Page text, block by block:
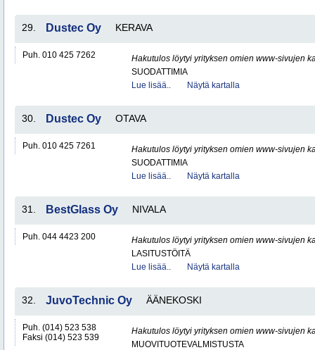
29. Dustec Oy KERAVA
Puh. 010 425 7262
Hakutulos löytyi yrityksen omien www-sivujen
SUODATTIMIA
Lue lisää..
Näytä kartalla
30. Dustec Oy OTAVA
Puh. 010 425 7261
Hakutulos löytyi yrityksen omien www-sivujen
SUODATTIMIA
Lue lisää..
Näytä kartalla
31. BestGlass Oy NIVALA
Puh. 044 4423 200
Hakutulos löytyi yrityksen omien www-sivujen
LASITUSTÖITÄ
Lue lisää..
Näytä kartalla
32. JuvoTechnic Oy ÄÄNEKOSKI
Puh. (014) 523 538
Faksi (014) 523 539
Hakutulos löytyi yrityksen omien www-sivujen
MUOVITUOTEVALMISTUSTA